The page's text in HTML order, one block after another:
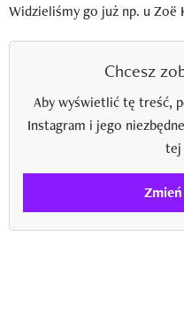
Widzieliśmy go już np. u Zoë
Chcesz
Aby wyświetlić tę treść,
Instagram i jego
tej